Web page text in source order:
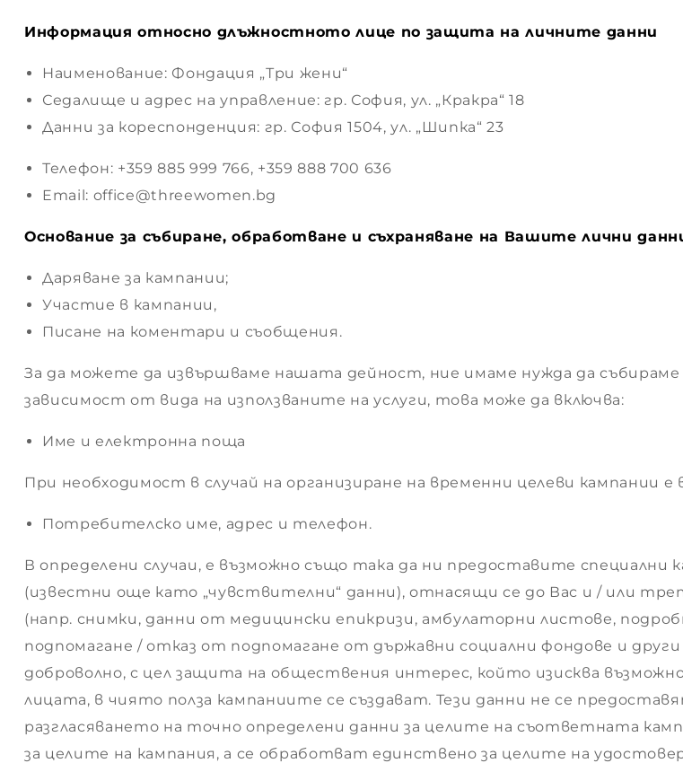
Информация относно длъжностното лице по защита на личните данни
Наименование: Фондация „Три жени“
Седалище и адрес на управление: гр. София, ул. „Кракра“ 18
Данни за кореспонденция: гр. София 1504, ул. „Шипка“ 23
Телефон: +359 885 999 766, +359 888 700 636
Email: office@threewomen.bg
Основание за събиране, обработване и съхраняване на Вашите лични
Даряване за кампании;
Участие в кампании,
Писане на коментари и съобщения.
За да можете да извършваме нашата дейност, ние имаме нужда да
зависимост от вида на използваните на услуги, това може да включва:
Име и електронна поща
При необходимост в случай на организиране на временни целеви кампании
Потребителско име, адрес и телефон.
В определени случаи, е възможно също така да ни предоставите специални
(известни още като „чувствителни“ данни), отнасящи се до Вас и / или
(напр. снимки, данни от медицински епикризи, амбулаторни листове,
подпомагане / отказ от подпомагане от държавни социални фондове и
доброволно, с цел защита на обществения интерес, който изисква
лицата, в чиято полза кампаниите се създават. Тези данни не се
разгласяването на точно определени данни за целите на съответната
за целите на кампания, а се обработват единствено за целите на